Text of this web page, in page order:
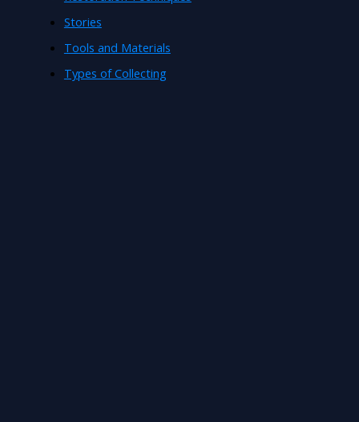
Stories
Tools and Materials
Types of Collecting